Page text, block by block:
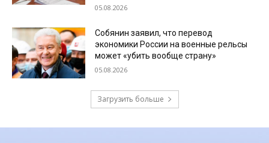
05.08.2026
Собянин заявил, что перевод
экономики России на военные рельсы
может «убить вообще страну»
05.08.2026
Загрузить больше